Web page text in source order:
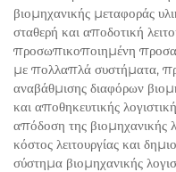
βιομηχανικής μεταφοράς
σταθερή και αποδοτική
προσωπικοποιημένη
με πολλαπλά συστήματα,
αναβάθμισης διαφόρων
και αποθηκευτικής
απόδοση της βιομηχανικής
κόστος λειτουργίας και
σύστημα βιομηχανικής